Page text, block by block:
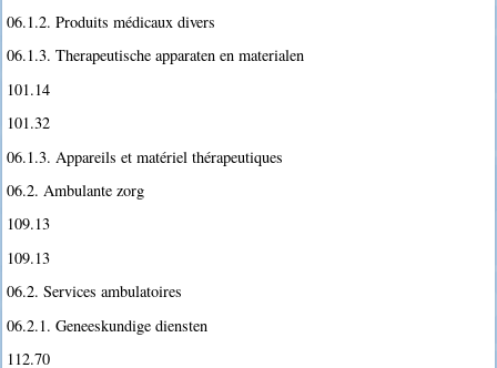
06.1.2. Produits médicaux divers
06.1.3. Therapeutische apparaten en materialen
101.14
101.32
06.1.3. Appareils et matériel thérapeutiques
06.2. Ambulante zorg
109.13
109.13
06.2. Services ambulatoires
06.2.1. Geneeskundige diensten
112.70